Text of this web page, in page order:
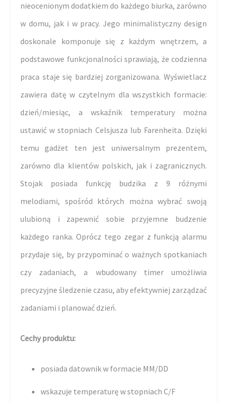
nieocenionym dodatkiem do każdego biurka, zarówno
w domu, jak i w pracy. Jego minimalistyczny design
doskonale komponuje się z każdym wnętrzem, a
podstawowe funkcjonalności sprawiają, że codzienna
praca staje się bardziej zorganizowana. Wyświetlacz
zawiera datę w czytelnym dla wszystkich formacie:
dzień/miesiąc, a wskaźnik temperatury można
ustawić w stopniach Celsjusza lub Farenheita. Dzięki
temu gadżet ten jest uniwersalnym prezentem,
zarówno dla klientów polskich, jak i zagranicznych.
Stojak posiada funkcję budzika z 9 różnymi
melodiami, spośród których można wybrać swoją
ulubioną i zapewnić sobie przyjemne budzenie
każdego ranka. Oprócz tego zegar z funkcją alarmu
przydaje się, by przypominać o ważnych spotkaniach
czy zadaniach, a wbudowany timer umożliwia
precyzyjne śledzenie czasu, aby efektywniej zarządzać
zadaniami i planować dzień.
Cechy produktu:
posiada datownik w formacie MM/DD
wskazuje temperaturę w stopniach C/F